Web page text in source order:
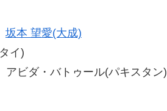
坂本 望愛(大成)
イ)
ビダ・バトゥール(パキスタン)